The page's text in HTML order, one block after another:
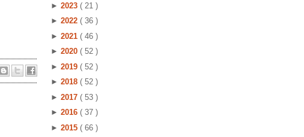
► 2023 ( 21 )
► 2022 ( 36 )
► 2021 ( 46 )
► 2020 ( 52 )
► 2019 ( 52 )
► 2018 ( 52 )
► 2017 ( 53 )
► 2016 ( 37 )
► 2015 ( 66 )